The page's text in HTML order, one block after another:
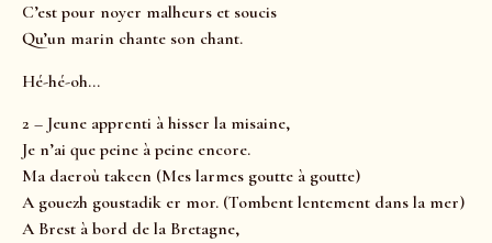
C’est pour noyer malheurs et soucis
Qu’un marin chante son chant.
Hé-hé-oh…
2 – Jeune apprenti à hisser la misaine,
Je n’ai que peine à peine encore.
Ma daeroù takeen (Mes larmes goutte à goutte)
A gouezh goustadik er mor. (Tombent lentement dans la mer)
A Brest à bord de la Bretagne,